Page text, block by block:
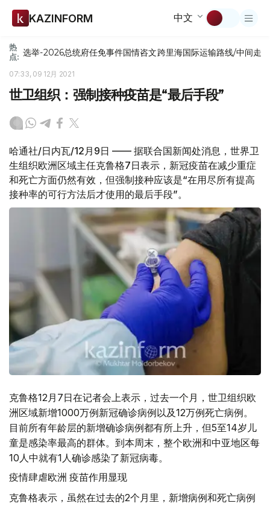
KAZINFORM 中文
热
点: 选举-2026总统府任免事件国情咨文跨里海国际运输路线/中间走廊
07:33, 09 12月 2021
世卫组织：强制接种疫苗是“最后手段”
哈通社/日内瓦/12月9日 —— 据联合国新闻处消息，世界卫
生组织欧洲区域主任克鲁格7日表示，新冠疫苗在减少重症
和死亡方面仍然有效，但强制接种应该是“在用尽所有提高
接种率的可行方法后才使用的最后手段”。
克鲁格12月7日在记者会上表示，过去一个月，世卫组织欧
洲区域新增1000万例新冠确诊病例以及12万例死亡病例。
目前所有年龄层的新增确诊病例都有所上升，但5至14岁儿
童是感染率最高的群体。到本周末，整个欧洲和中亚地区每
10人中就有1人确诊感染了新冠病毒。
疫情肆虐欧洲 疫苗作用显现
克鲁格表示，虽然在过去的2个月里，新增病例和死亡病例